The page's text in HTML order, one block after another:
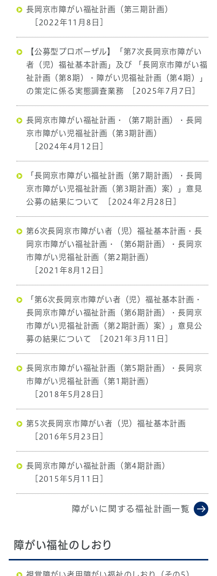
長岡京市障がい福祉計画（第三期計画）
[2022年11月8日]
【公募型プロポーザル】「第7次長岡京市障がい
者（児）福祉基本計画」及び 「長岡京市障がい福
祉計画（第8期）・障がい児福祉計画（第4期）」
の策定に係る実態調査業務
[2025年7月7日]
長岡京市障がい福祉計画・（第7期計画）・長岡
京市障がい児福祉計画（第3期計画）
[2024年4月12日]
「長岡京市障がい福祉計画（第7期計画）・長岡
京市障がい児福祉計画（第3期計画）案）」意見
公募の結果について
[2024年2月28日]
第6次長岡京市障がい者（児）福祉基本計画・長
岡京市障がい福祉計画・（第6期計画）・長岡京
市障がい児福祉計画（第2期計画）
[2021年8月12日]
「第6次長岡京市障がい者（児）福祉基本計画・
長岡京市障がい福祉計画（第6期計画）・長岡京
市障がい児福祉計画（第2期計画）案）」意見公
募の結果について
[2021年3月11日]
長岡京市障がい福祉計画（第5期計画）・長岡京
市障がい児福祉計画（第1期計画）
[2018年5月28日]
第5次長岡京市障がい者（児）福祉基本計画
[2016年5月23日]
長岡京市障がい福祉計画（第4期計画）
[2015年5月11日]
障がいに関する福祉計画一覧
障がい福祉のしおり